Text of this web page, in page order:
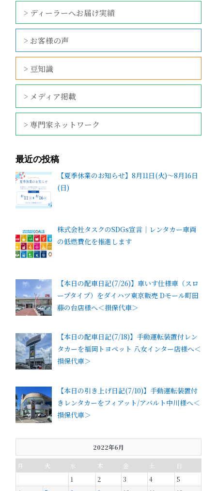
> ディーラーへお届け実績
> お客様の声
> 豆知識
> メディア掲載
> 専門家ネットワーク
最近の投稿
【夏季休業のお知らせ】8月11日(火)～8月16日
(日)
株式会社タスクのSDGs宣言｜レンタカー車両
の低燃費化を推進します
【本日の配車日記(7/26)】車いす仕様車（スロ
ープタイプ）をダイハツ東京販売 Dモール町田
藤の台店様へ＜損保代車＞
【本日の配車日記(7/18)】手動運転装置付レン
タカーを福岡トヨペット 八女インター店様へ＜
損保代車＞
【本日の引き上げ日記(7/10)】手動運転装置付
きレンタカーをフィアット/アバルト中川様へ＜
損保代車＞
2022年6月
月 火 水 木 金 土
日
1
2 3 4
5